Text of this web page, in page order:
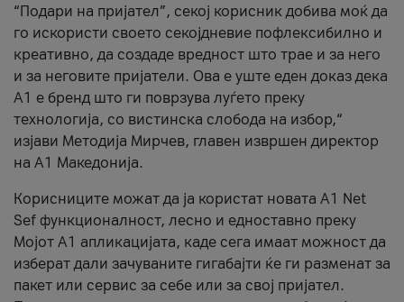
“Подари на пријател”, секој корисник добива моќ да
го искористи своето секојдневие пофлексибилно и
креативно, да создаде вредност што трае и за него
и за неговите пријатели. Ова е уште еден доказ дека
А1 е бренд што ги поврзува луѓето преку
технологија, со вистинска слобода на избор,“
изјави Методија Мирчев, главен извршен директор
на А1 Македонија.
Корисниците можат да ја користат новата А1 Net
Sef функционалност, лесно и едноставно преку
Мојот А1 апликацијата, каде сега имаат можност да
изберат дали зачуваните гигабајти ќе ги разменат за
пакет или сервис за себе или за свој пријател.